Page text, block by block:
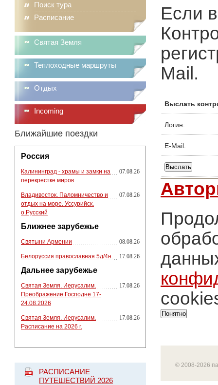
Поиск тура
Расписание
Святая Земля
Теплоходные маршруты
Отдых
Incoming
Ближайшие поездки
Россия
Калининград - храмы и замки на
перекрестке миров
07.08.26
Владивосток. Паломничество и
отдых на море. Уссурийск.
о.Русский
07.08.26
Ближнее зарубежье
Святыни Армении 08.08.26
Белоруссия православная 5д/4н. 17.08.26
Дальнее зарубежье
Святая Земля. Иерусалим.
Преображение Господне 17-
24.08.2026
17.08.26
Святая Земля. Иерусалим.
Расписание на 2026 г.
17.08.26
РАСПИСАНИЕ
ПУТЕШЕСТВИЙ 2026
Если
Mail.
Выслать
Логин:
E-Mail:
Понятно
© 2008-2026